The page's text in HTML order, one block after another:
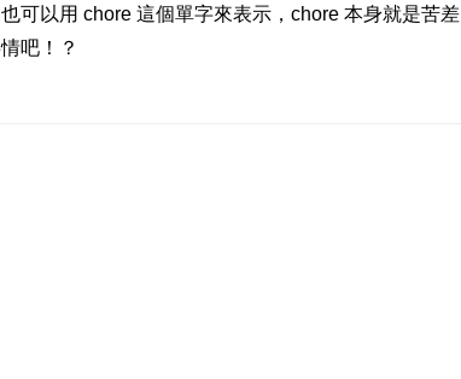
可以用 chore 這個單字來表示，chore 本身就是苦差
吧！？